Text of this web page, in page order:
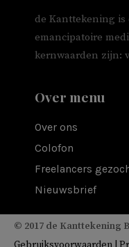
de Kanttekening
emancipatoire
kernwaarden zijn:
Over menu
Over ons
Colofon
Freelancers
Nieuwsbrief
© 2017 de Kanttekening